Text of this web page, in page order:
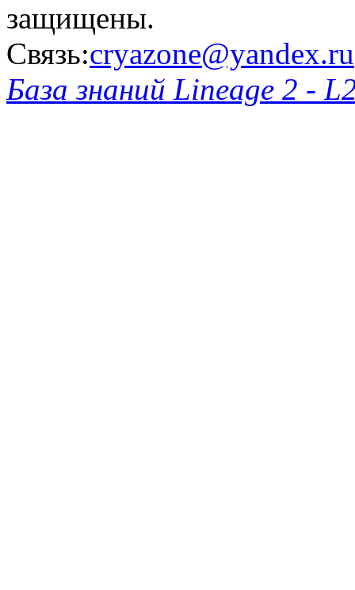
защищены.
Связь:cryazone@yandex.ru
База знаний Lineage 2 -